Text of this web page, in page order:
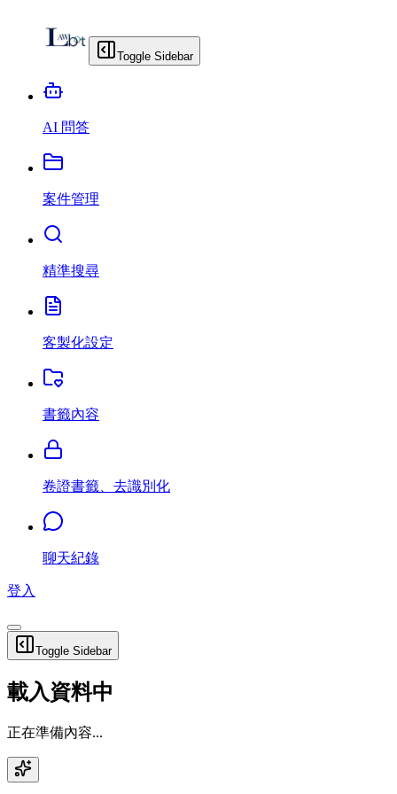
Toggle Sidebar
AI 問答
案件管理
精準搜尋
客製化設定
書籤內容
卷證書籤、去識別化
聊天紀錄
登入
Toggle Sidebar
載入資料中
正在準備內容...